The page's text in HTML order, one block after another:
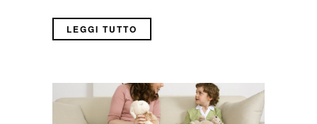
LEGGI TUTTO